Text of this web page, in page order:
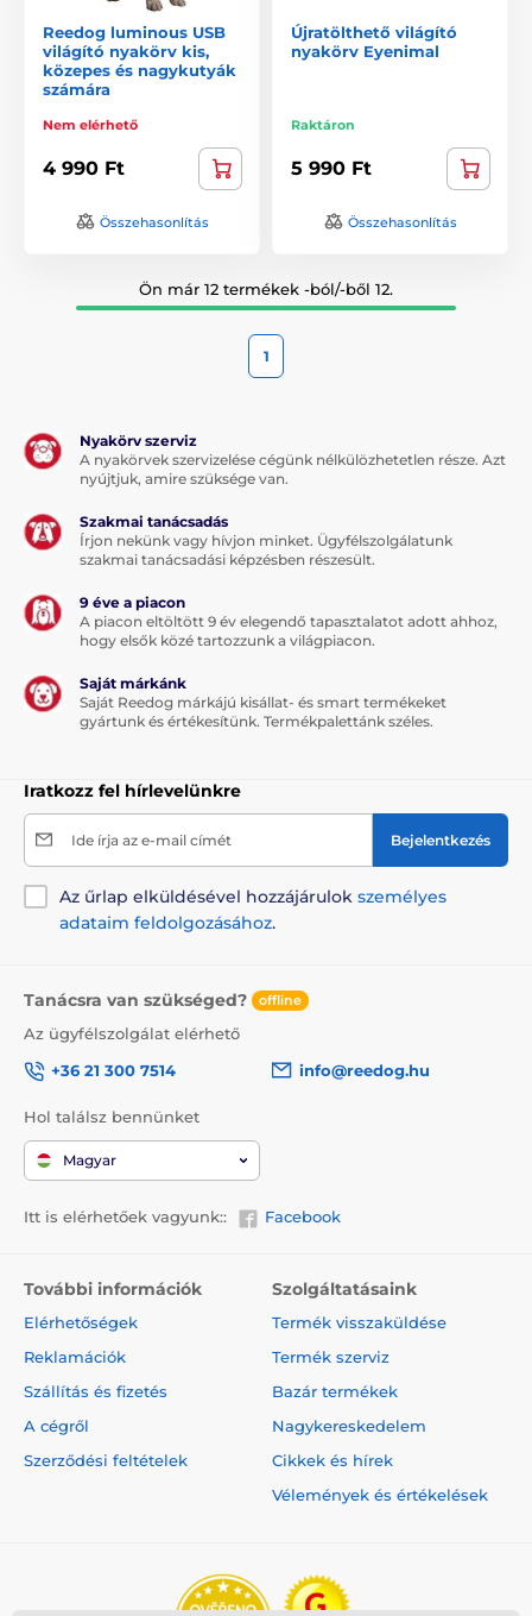
Reedog luminous USB
világító nyakörv kis,
közepes és nagykutyák
számára
Nem elérhető
4 990 Ft
Összehasonlítás
Újratölthető világító
nyakörv Eyenimal
Raktáron
5 990 Ft
Összehasonlítás
Ön már 12 termékek -ból/-ből 12.
1
Nyakörv szerviz
A nyakörvek szervizelése cégünk nélkülözhetetlen része. Azt
nyújtjuk, amire szüksége van.
Szakmai tanácsadás
Írjon nekünk vagy hívjon minket. Ügyfélszolgálatunk
szakmai tanácsadási képzésben részesült.
9 éve a piacon
A piacon eltöltött 9 év elegendő tapasztalatot adott ahhoz,
hogy elsők közé tartozzunk a világpiacon.
Saját márkánk
Saját Reedog márkájú kisállat- és smart termékeket
gyártunk és értékesítünk. Termékpalettánk széles.
Iratkozz fel hírlevelünkre
Ide írja az e-mail címét Bejelentkezés
Az űrlap elküldésével hozzájárulok személyes
adataim feldolgozásához.
Tanácsra van szükséged? offline
Az ügyfélszolgálat elérhető
+36 21 300 7514
info@reedog.hu
Hol találsz bennünket
Magyar
Itt is elérhetőek vagyunk:: Facebook
További információk
Elérhetőségek
Reklamációk
Szállítás és fizetés
A cégről
Szerződési feltételek
Szolgáltatásaink
Termék visszaküldése
Termék szerviz
Bazár termékek
Nagykereskedelem
Cikkek és hírek
Vélemények és értékelések